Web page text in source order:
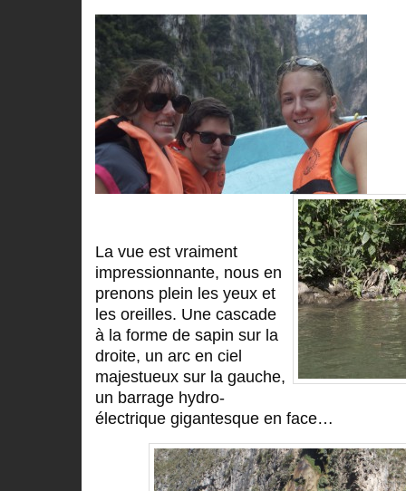
La vue est vraiment
impressionnante, nous en
prenons plein les yeux et
les oreilles. Une cascade
à la forme de sapin sur la
droite, un arc en ciel
majestueux sur la gauche,
un barrage hydro-
électrique gigantesque en face…